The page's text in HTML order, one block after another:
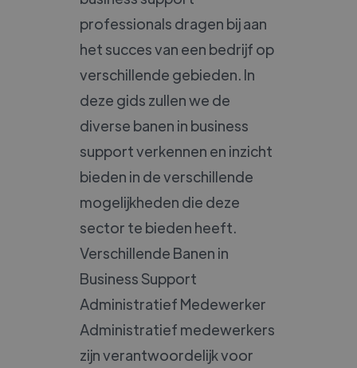
professionals dragen bij aan
het succes van een bedrijf op
verschillende gebieden. In
deze gids zullen we de
diverse banen in business
support verkennen en inzicht
bieden in de verschillende
mogelijkheden die deze
sector te bieden heeft.
Verschillende Banen in
Business Support
Administratief Medewerker
Administratief medewerkers
zijn verantwoordelijk voor